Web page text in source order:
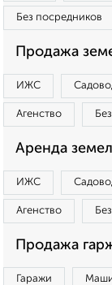
Без посредников
Продажа
ИЖС
Агенство
Аренда
ИЖС
Агенство
Продажа
Гаражи